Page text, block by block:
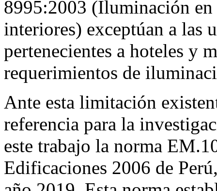
8995:2003 (Iluminación en
interiores) exceptúan a las
pertenecientes a hoteles y
requerimientos de
Ante esta limitación
referencia para la
este trabajo la norma
Edificaciones 2006 de